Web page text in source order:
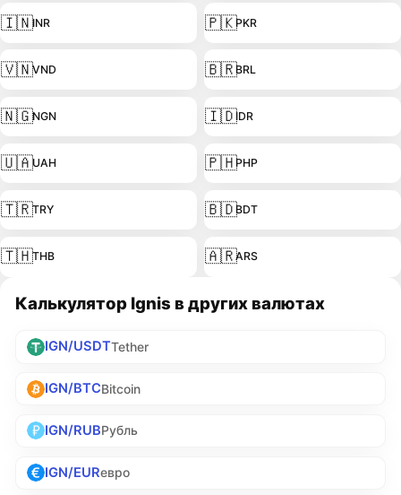
🇮🇳INR 🇵🇰PKR
🇻🇳VND 🇧🇷BRL
🇳🇬NGN 🇮🇩IDR
🇺🇦UAH 🇵🇭PHP
🇹🇷TRY 🇧🇩BDT
🇹🇭THB 🇦🇷ARS
Калькулятор Ignis в других валютах
IGN/USDTTether
IGN/BTCBitcoin
IGN/RUBРубль
IGN/EURевро